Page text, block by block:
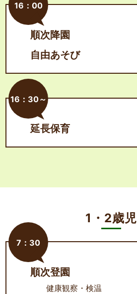
16：00
順次降園
自由あそび
16：30～
延長保育
1・2歳児
7：30
順次登園
健康観察・検温